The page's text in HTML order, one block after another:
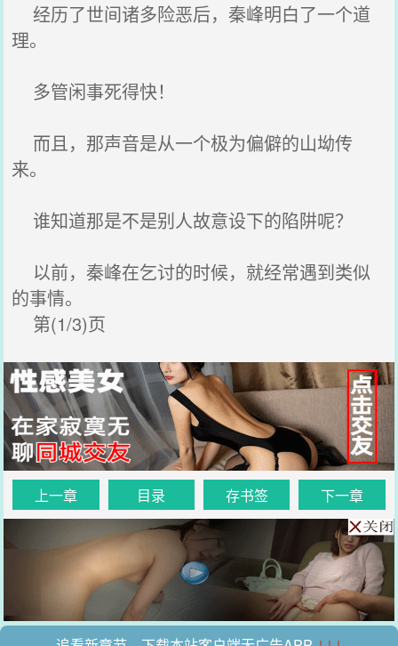
经历了世间诸多险恶后，秦峰明白了一个道
理。
多管闲事死得快！
而且，那声音是从一个极为偏僻的山坳传
来。
谁知道那是不是别人故意设下的陷阱呢？
以前，秦峰在乞讨的时候，就经常遇到类似
的事情。
第(1/3)页
上一章 目录 存书签 下一章